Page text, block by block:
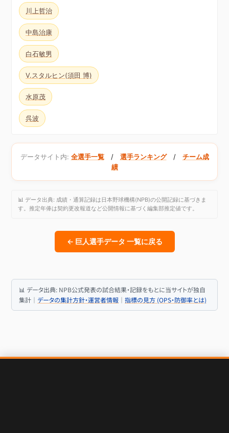
川上哲治
中島治康
白石敏男
V.スタルヒン(須田 博)
水原茂
呉波
データサイト内: 全選手一覧/ 選手ランキング/ チーム成
績
📊 データ出典: 成績・通算記録は日本野球機構(NPB)の公開記録に基づきま
す。推定年俸は契約更改報道など公開情報に基づく編集部推定値です。
← 巨人選手データ 一覧に戻る
📊 データ出典: NPB公式発表の試合結果・記録をもとに当サイトが独自
集計｜ データの集計方針・運営者情報 ｜ 指標の見方 (OPS・防御率とは)